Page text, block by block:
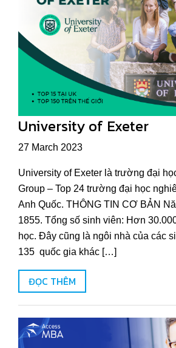
University of Exeter
27 March 2023
University of Exeter là trường đại
Group – Top 24 trường đại học
Anh Quốc. THÔNG TIN CƠ BẢN
1855. Tổng số sinh viên: Hơn
học. Đây cũng là ngôi nhà của các
135 quốc gia khác […]
ĐỌC THÊM